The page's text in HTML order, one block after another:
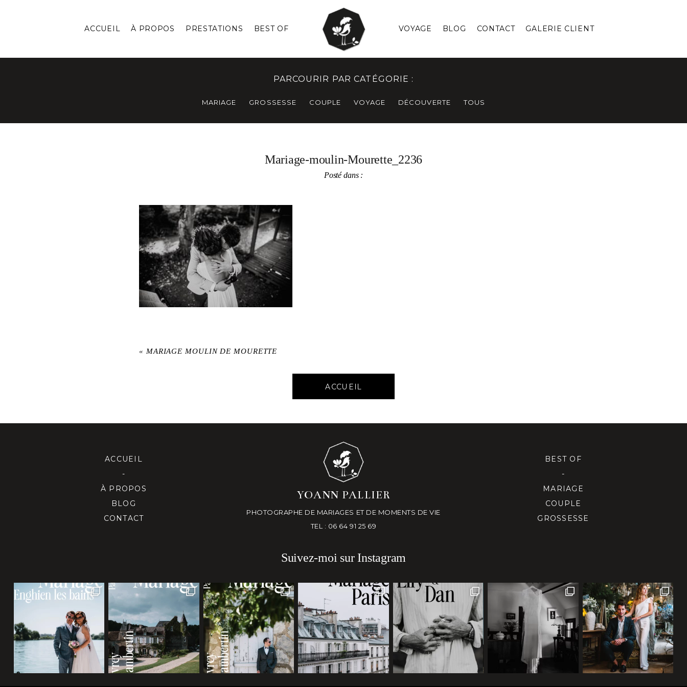
ACCUEIL À PROPOS PRESTATIONS BEST OF VOYAGE BLOG CONTACT GALERIE CLIENT
PARCOURIR PAR CATÉGORIE :
MARIAGE GROSSESSE COUPLE VOYAGE DÉCOUVERTE TOUS
Mariage-moulin-Mourette_2236
Posté dans :
« MARIAGE MOULIN DE MOURETTE
ACCUEIL
ACCUEIL
-
À PROPOS
BLOG
CONTACT
YOANN PALLIER
PHOTOGRAPHE DE MARIAGES ET DE MOMENTS DE VIE
TEL : 06 64 91 25 69
BEST OF
-
MARIAGE
COUPLE
GROSSESSE
Suivez-moi sur Instagram